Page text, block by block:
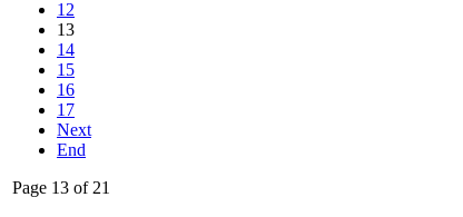
12
13
14
15
16
17
Next
End
Page 13 of 21